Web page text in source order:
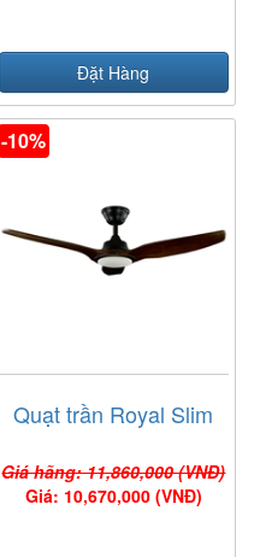
Đặt Hàng
-10%
Quạt trần Royal Slim
Giá hãng: 11,860,000 (VNĐ)
Giá: 10,670,000 (VNĐ)